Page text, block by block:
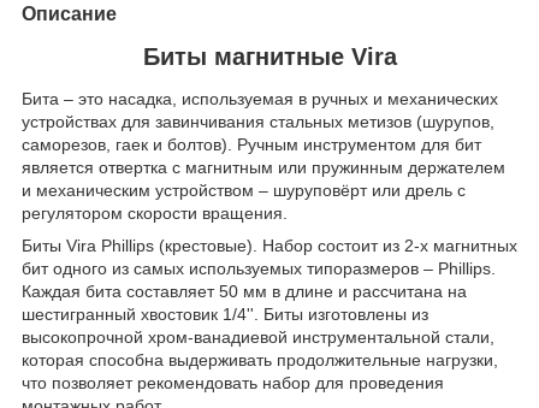
Описание
Биты магнитные Vira
Бита – это насадка, используемая в ручных и механических
устройствах для завинчивания стальных метизов (шурупов,
саморезов, гаек и болтов). Ручным инструментом для бит
является отвертка с магнитным или пружинным держателем
и механическим устройством – шуруповёрт или дрель с
регулятором скорости вращения.
Биты Vira Phillips (крестовые). Набор состоит из 2-х магнитных
бит одного из самых используемых типоразмеров – Phillips.
Каждая бита составляет 50 мм в длине и рассчитана на
шестигранный хвостовик 1/4''. Биты изготовлены из
высокопрочной хром-ванадиевой инструментальной стали,
которая способна выдерживать продолжительные нагрузки,
что позволяет рекомендовать набор для проведения